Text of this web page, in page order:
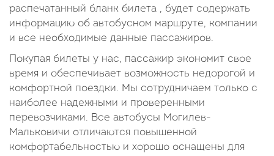
распечатанный бланк билета , будет содержать
информацию об автобусном маршруте, компании
и все необходимые данные пассажиров.
Покупая билеты у нас, пассажир экономит свое
время и обеспечивает возможность недорогой и
комфортной поездки. Мы сотрудничаем только с
наиболее надежными и проверенными
перевозчиками. Все автобусы Могилев-
Мальковичи отличаются повышенной
комфортабельностью и хорошо оснащены для